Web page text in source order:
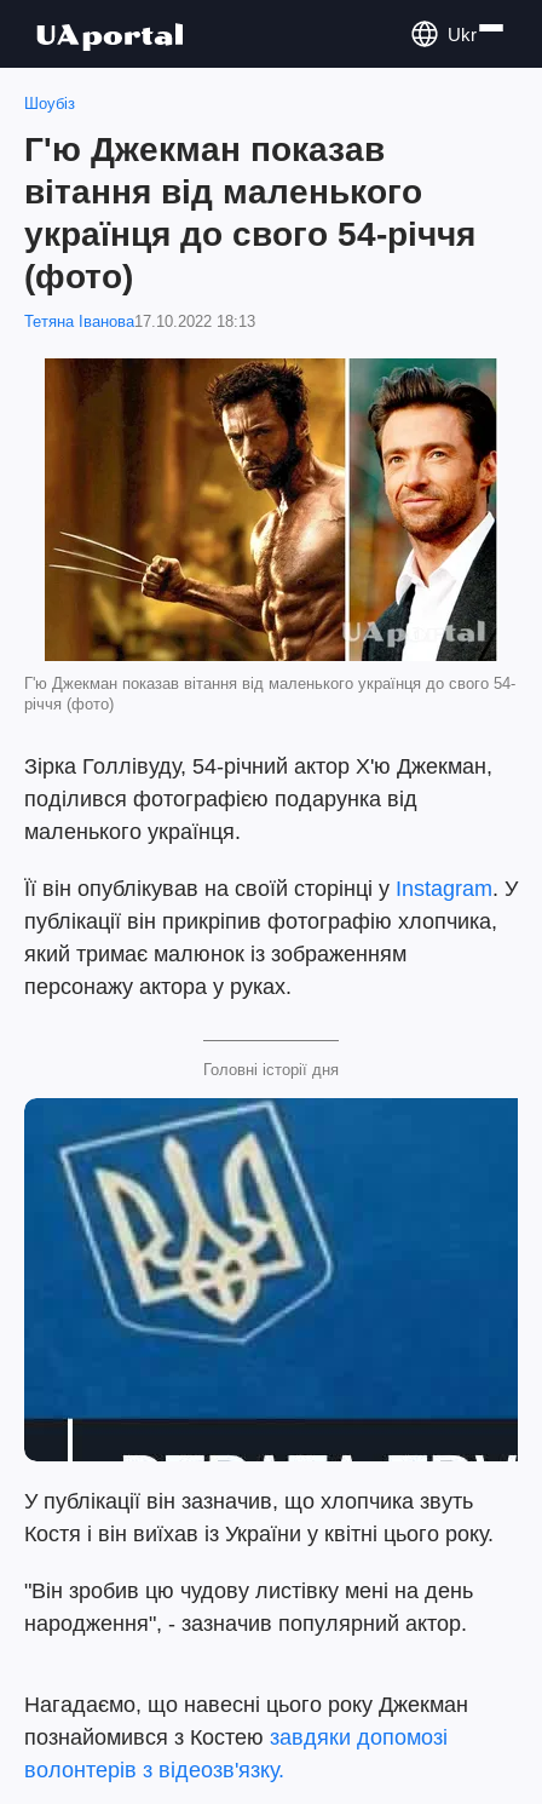
Ukr
Шоубіз
Г'ю Джекман показав
вітання від маленького
українця до свого 54-річчя
(фото)
Тетяна Іванова17.10.2022 18:13
Г'ю Джекман показав вітання від маленького українця до свого 54-
річчя (фото)
Зірка Голлівуду, 54-річний актор Х'ю Джекман,
поділився фотографією подарунка від
маленького українця.
Її він опублікував на своїй сторінці у Instagram. У
публікації він прикріпив фотографію хлопчика,
який тримає малюнок із зображенням
персонажу актора у руках.
Головні історії дня
У публікації він зазначив, що хлопчика звуть
Костя і він виїхав із України у квітні цього року.
"Він зробив цю чудову листівку мені на день
народження", - зазначив популярний актор.
Нагадаємо, що навесні цього року Джекман
познайомився з Костею завдяки допомозі
волонтерів з відеозв'язку.